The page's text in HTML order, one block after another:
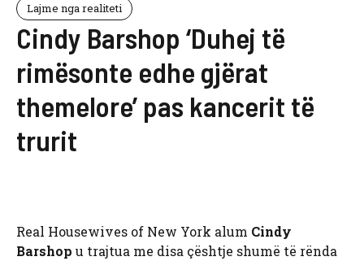
Lajme nga realiteti
Cindy Barshop ‘Duhej të
rimësonte edhe gjërat
themelore’ pas kancerit të
trurit
Real Housewives of New York alum Cindy
Barshop u trajtua me disa çështje shumë të rënda